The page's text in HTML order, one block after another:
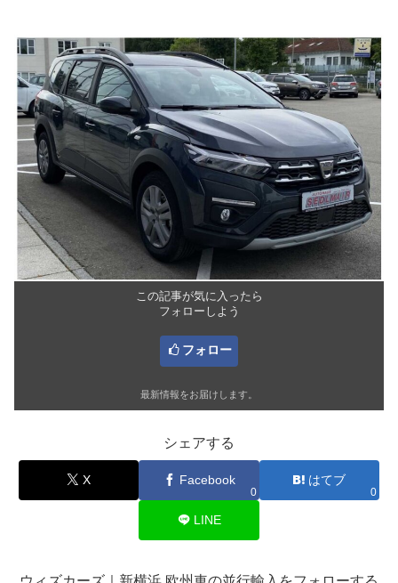
この記事が気に入ったら
フォローしよう
フォロー
最新情報をお届けします。
シェアする
X Facebook
0
はてブ
0
LINE